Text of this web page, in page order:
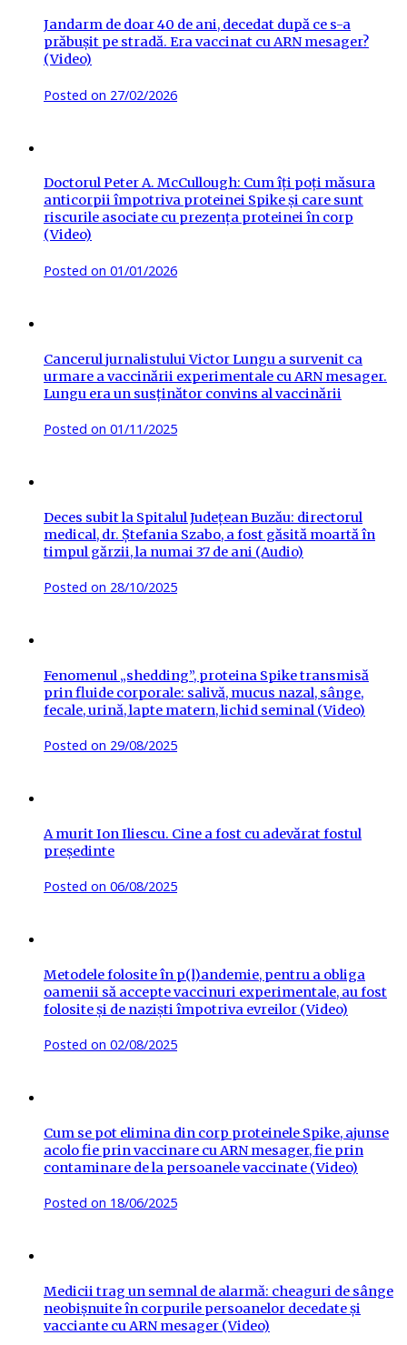
Jandarm de doar 40 de ani, decedat după ce s-a
prăbușit pe stradă. Era vaccinat cu ARN mesager?
(Video)
Posted on 27/02/2026
Doctorul Peter A. McCullough: Cum îți poți măsura
anticorpii împotriva proteinei Spike și care sunt
riscurile asociate cu prezența proteinei în corp
(Video)
Posted on 01/01/2026
Cancerul jurnalistului Victor Lungu a survenit ca
urmare a vaccinării experimentale cu ARN mesager.
Lungu era un susținător convins al vaccinării
Posted on 01/11/2025
Deces subit la Spitalul Județean Buzău: directorul
medical, dr. Ștefania Szabo, a fost găsită moartă în
timpul gărzii, la numai 37 de ani (Audio)
Posted on 28/10/2025
Fenomenul „shedding”, proteina Spike transmisă
prin fluide corporale: salivă, mucus nazal, sânge,
fecale, urină, lapte matern, lichid seminal (Video)
Posted on 29/08/2025
A murit Ion Iliescu. Cine a fost cu adevărat fostul
președinte
Posted on 06/08/2025
Metodele folosite în p(l)andemie, pentru a obliga
oamenii să accepte vaccinuri experimentale, au fost
folosite și de naziști împotriva evreilor (Video)
Posted on 02/08/2025
Cum se pot elimina din corp proteinele Spike, ajunse
acolo fie prin vaccinare cu ARN mesager, fie prin
contaminare de la persoanele vaccinate (Video)
Posted on 18/06/2025
Medicii trag un semnal de alarmă: cheaguri de sânge
neobișnuite în corpurile persoanelor decedate și
vacciante cu ARN mesager (Video)